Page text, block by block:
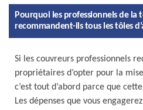
Pourquoi les professionnels de la
recommandent-ils tous les tôles
Si les couvreurs professionnels
propriétaires d’opter pour la
c’est tout d’abord parce que
Les dépenses que vous